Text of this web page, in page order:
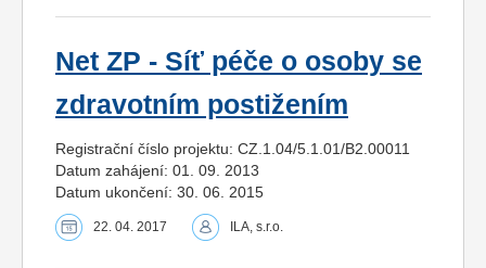
Net ZP - Síť péče o osoby se
zdravotním postižením
Registrační číslo projektu: CZ.1.04/5.1.01/B2.00011
Datum zahájení: 01. 09. 2013
Datum ukončení: 30. 06. 2015
22. 04. 2017 ILA, s.r.o.